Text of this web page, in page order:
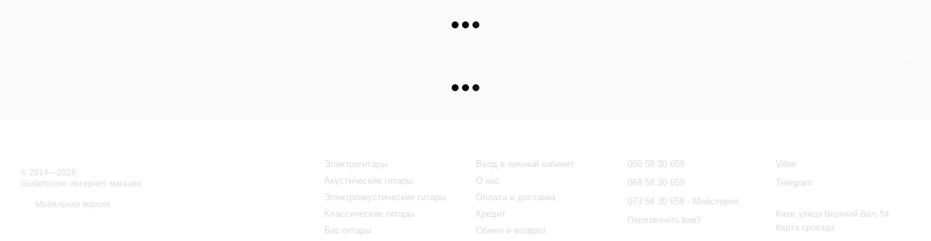
© 2014—2026
Guitarhouse интернет-магазин
Мобильная версия
Электрогитары
Акустические гитары
Электроакустические гитары
Классические гитары
Бас-гитары
Вход в личный кабинет
О нас
Оплата и доставка
Кредит
Обмен и возврат
050 58 30 659
068 58 30 659
073 58 30 659 - Майстерня
Перезвонить вам?
Viber
Telegram
Киев, улица Верхний Вал, 54
Карта проезда